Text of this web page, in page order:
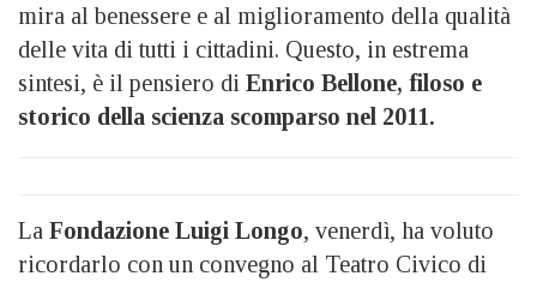
mira al benessere e al miglioramento della qualità
delle vita di tutti i cittadini. Questo, in estrema
sintesi, è il pensiero di Enrico Bellone, filoso e
storico della scienza scomparso nel 2011.
La Fondazione Luigi Longo, venerdì, ha voluto
ricordarlo con un convegno al Teatro Civico di